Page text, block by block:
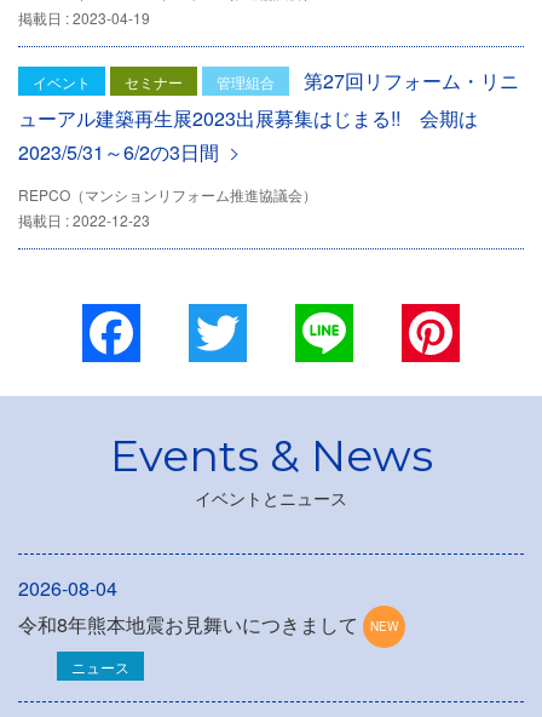
掲載日 : 2023-04-19
イベント セミナー 管理組合
第27回リフォーム・リニ
ューアル建築再生展2023出展募集はじまる!! 会期は
2023/5/31～6/2の3日間
REPCO（マンションリフォーム推進協議会）
掲載日 : 2022-12-23
Facebook
イベントとニュース
2026-08-04
令和8年熊本地震お見舞いにつきまして
ニュース